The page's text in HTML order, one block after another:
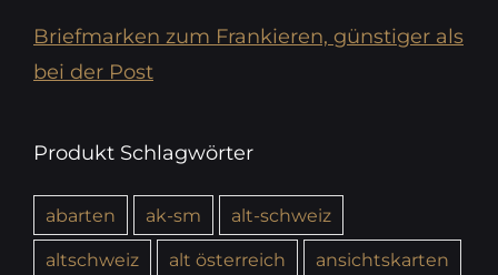
Briefmarken zum Frankieren, günstiger als
bei der Post
Produkt Schlagwörter
abarten ak-sm
alt-schweiz
altschweiz
alt österreich
ansichtskarten